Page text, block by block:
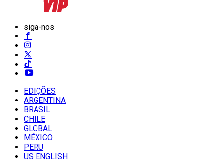
siga-nos
EDIÇÕES
ARGENTINA
BRASIL
CHILE
GLOBAL
MÉXICO
PERU
US ENGLISH